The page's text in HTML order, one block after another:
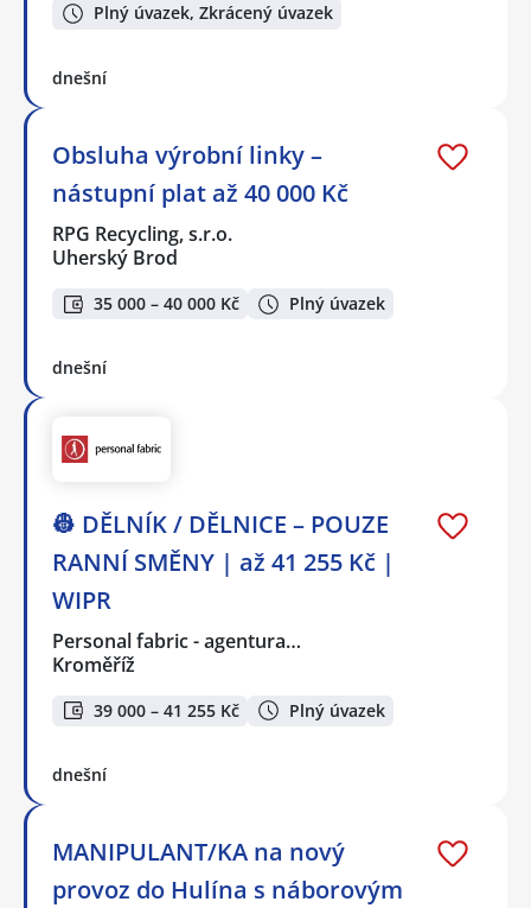
Plný úvazek, Zkrácený úvazek
dnešní
Obsluha výrobní linky –
nástupní plat až 40 000 Kč
RPG Recycling, s.r.o.
Uherský Brod
35 000 – 40 000 Kč Plný úvazek
dnešní
👷 DĚLNÍK / DĚLNICE – POUZE
RANNÍ SMĚNY | až 41 255 Kč |
WIPR
Personal fabric - agentura…
Kroměříž
39 000 – 41 255 Kč Plný úvazek
dnešní
MANIPULANT/KA na nový
provoz do Hulína s náborovým